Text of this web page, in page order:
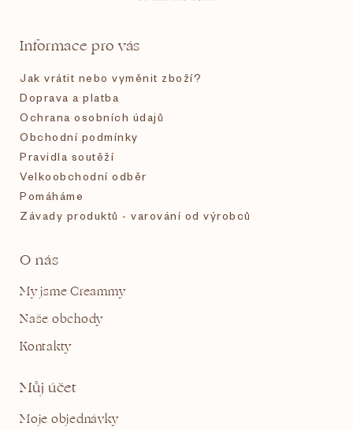
Informace pro vás
Jak vrátit nebo vyměnit zboží?
Doprava a platba
Ochrana osobních údajů
Obchodní podmínky
Pravidla soutěží
Velkoobchodní odběr
Pomáháme
Závady produktů - varování od výrobců
O nás
My jsme Creammy
Naše obchody
Kontakty
Můj účet
Moje objednávky